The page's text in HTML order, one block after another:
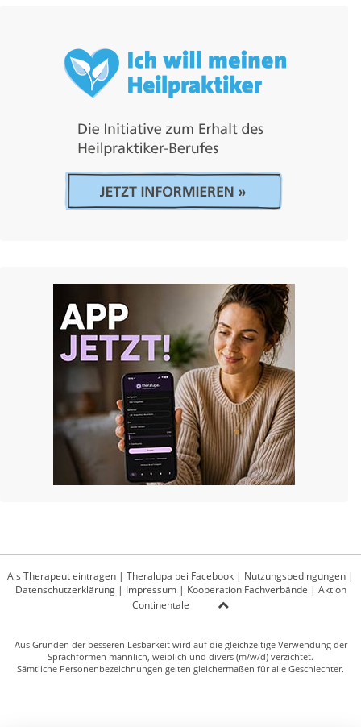
Als Therapeut eintragen | Theralupa bei Facebook | Nutzungsbedingungen |
Datenschutzerklärung| Impressum| Kooperation Fachverbände | Aktion
Continentale
Aus Gründen der besseren Lesbarkeit wird auf die gleichzeitige Verwendung der
Sprachformen männlich, weiblich und divers (m/w/d) verzichtet.
Sämtliche Personenbezeichnungen gelten gleichermaßen für alle Geschlechter.